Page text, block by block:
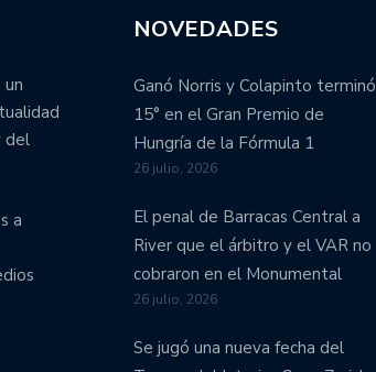
del
a
NOVEDADES
Ganó Norris y Colapinto terminó
15° en el Gran Premio de
Hungría de la Fórmula 1
26 julio, 2026
El penal de Barracas Central a
River que el árbitro y el VAR no
cobraron en el Monumental
26 julio, 2026
Se jugó una nueva fecha del